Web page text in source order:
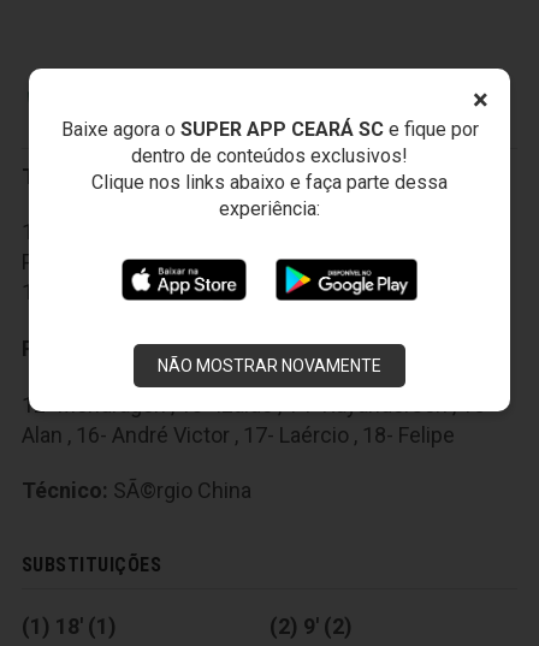
×
Baixe agora o SUPER APP CEARÁ SCe fique por
dentro de conteúdos exclusivos!
Clique nos links abaixo e faça parte dessa
experiência:
NÃO MOSTRAR NOVAMENTE
Titulares:
1- Luciano , 2- Maurício , 3- Escuro , 4- Juninho , 5-
Pêu , 6- Luiz Eduardo , 7- Jaildo , 8- Dadá , 9- Willian ,
10- Fabiano , 11- Alexon
Reservas:
12- Mondragon , 13- Izaldo , 14- Rayanderson , 15-
Alan , 16- André Victor , 17- Laércio , 18- Felipe
Técnico: SÃ©rgio China
SUBSTITUIÇÕES
(1) 18' (1) (2) 9' (2)